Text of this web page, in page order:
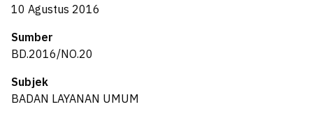
10 Agustus 2016
Sumber
BD.2016/NO.20
Subjek
BADAN LAYANAN UMUM